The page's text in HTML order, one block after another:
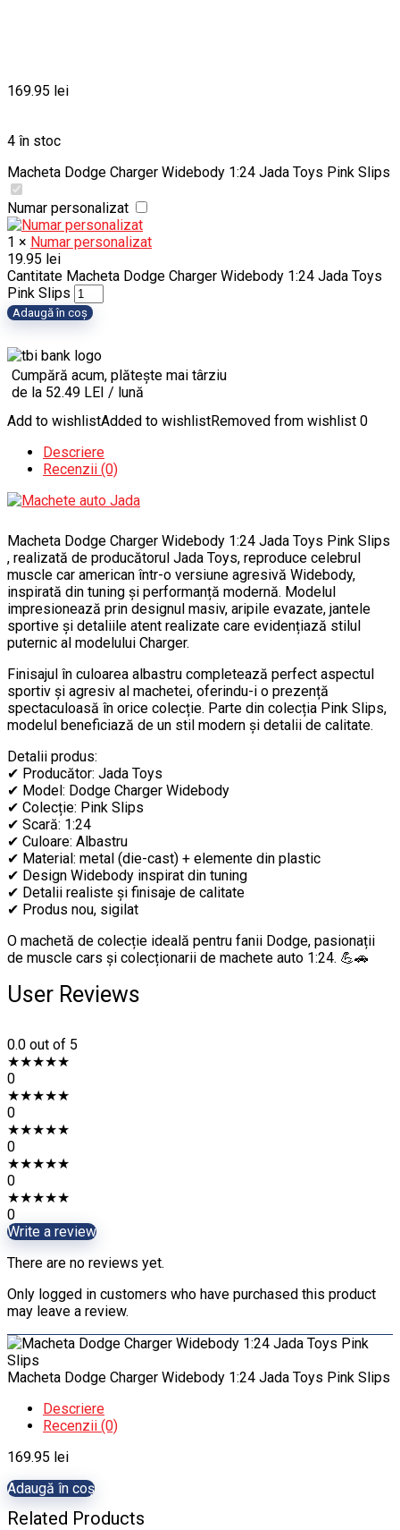
169.95 lei
4 în stoc
Macheta Dodge Charger Widebody 1:24 Jada Toys Pink Slips
Numar personalizat
1 × Numar personalizat
19.95 lei
Cantitate Macheta Dodge Charger Widebody 1:24 Jada Toys
Pink Slips
Adaugă în coș
Cumpără acum, plătește mai târziu
de la 52.49 LEI / lună
Add to wishlistAdded to wishlistRemoved from wishlist 0
Descriere
Recenzii (0)
Macheta Dodge Charger Widebody 1:24 Jada Toys Pink Slips
, realizată de producătorul Jada Toys, reproduce celebrul
muscle car american într-o versiune agresivă Widebody,
inspirată din tuning și performanță modernă. Modelul
impresionează prin designul masiv, aripile evazate, jantele
sportive și detaliile atent realizate care evidențiază stilul
puternic al modelului Charger.
Finisajul în culoarea albastru completează perfect aspectul
sportiv și agresiv al machetei, oferindu-i o prezență
spectaculoasă în orice colecție. Parte din colecția Pink Slips,
modelul beneficiază de un stil modern și detalii de calitate.
Detalii produs:
✔ Producător: Jada Toys
✔ Model: Dodge Charger Widebody
✔ Colecție: Pink Slips
✔ Scară: 1:24
✔ Culoare: Albastru
✔ Material: metal (die-cast) + elemente din plastic
✔ Design Widebody inspirat din tuning
✔ Detalii realiste și finisaje de calitate
✔ Produs nou, sigilat
O machetă de colecție ideală pentru fanii Dodge, pasionații
de muscle cars și colecționarii de machete auto 1:24. 💪🚗
User Reviews
0.0 out of 5
★★★★★
0
★★★★★
0
★★★★★
0
★★★★★
0
★★★★★
0
Write a review
There are no reviews yet.
Only logged in customers who have purchased this product
may leave a review.
Macheta Dodge Charger Widebody 1:24 Jada Toys Pink Slips
Descriere
Recenzii (0)
169.95 lei
Adaugă în coș
Related Products